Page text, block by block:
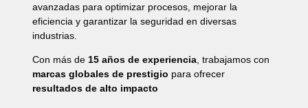
avanzadas para optimizar procesos, mejorar la
eficiencia y garantizar la seguridad en diversas
industrias.
Con más de 15 años de experiencia , trabajamos con
marcas globales de prestigio para ofrecer
resultados de alto impacto